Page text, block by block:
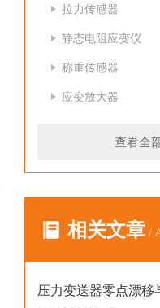
拉力传感器
静态电阻应变仪
称重传感器
应变放大器
查看全
相关文章 /